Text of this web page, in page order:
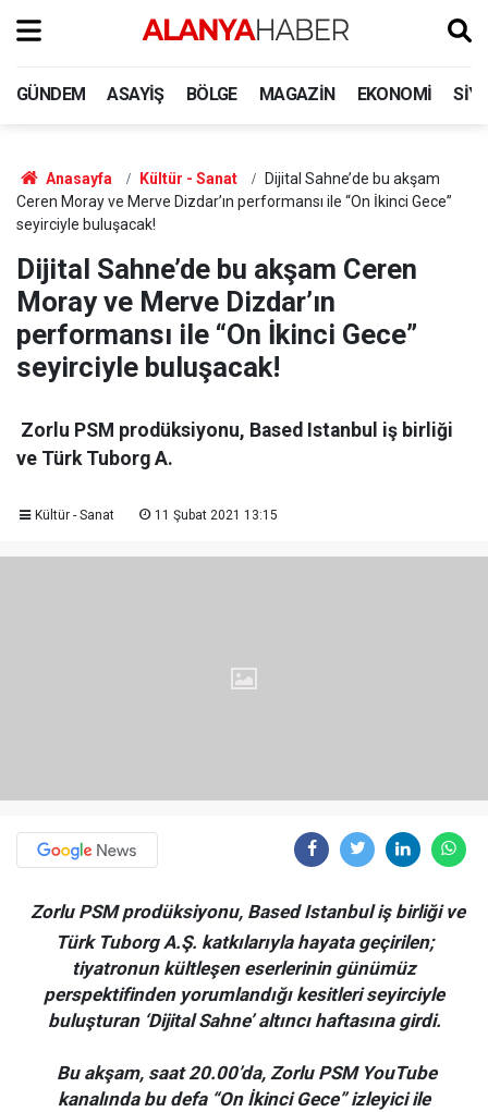
GÜNDEM ASAYIŞ BÖLGE MAGAZIN EKONOMI
Anasayfa Kültür - Sanat
Dijital Sahne’de bu akşam
Ceren Moray ve Merve Dizdar’ın performansı ile “On İkinci Gece”
seyirciyle buluşacak!
Dijital Sahne’de bu akşam Ceren
Moray ve Merve Dizdar’ın
performansı ile “On İkinci Gece”
seyirciyle buluşacak!
Zorlu PSM prodüksiyonu, Based Istanbul iş birliği
ve Türk Tuborg A.
Kültür - Sanat 11 Şubat 2021 13:15
Zorlu PSM prodüksiyonu, Based Istanbul iş birliği ve
Türk Tuborg A.Ş. katkılarıyla hayata geçirilen;
tiyatronun kültleşen eserlerinin günümüz
perspektifinden yorumlandığı kesitleri seyirciyle
buluşturan ‘Dijital Sahne’ altıncı haftasına girdi.
Bu akşam, saat 20.00’da, Zorlu PSM YouTube
kanalında bu defa “On İkinci Gece” izleyici ile